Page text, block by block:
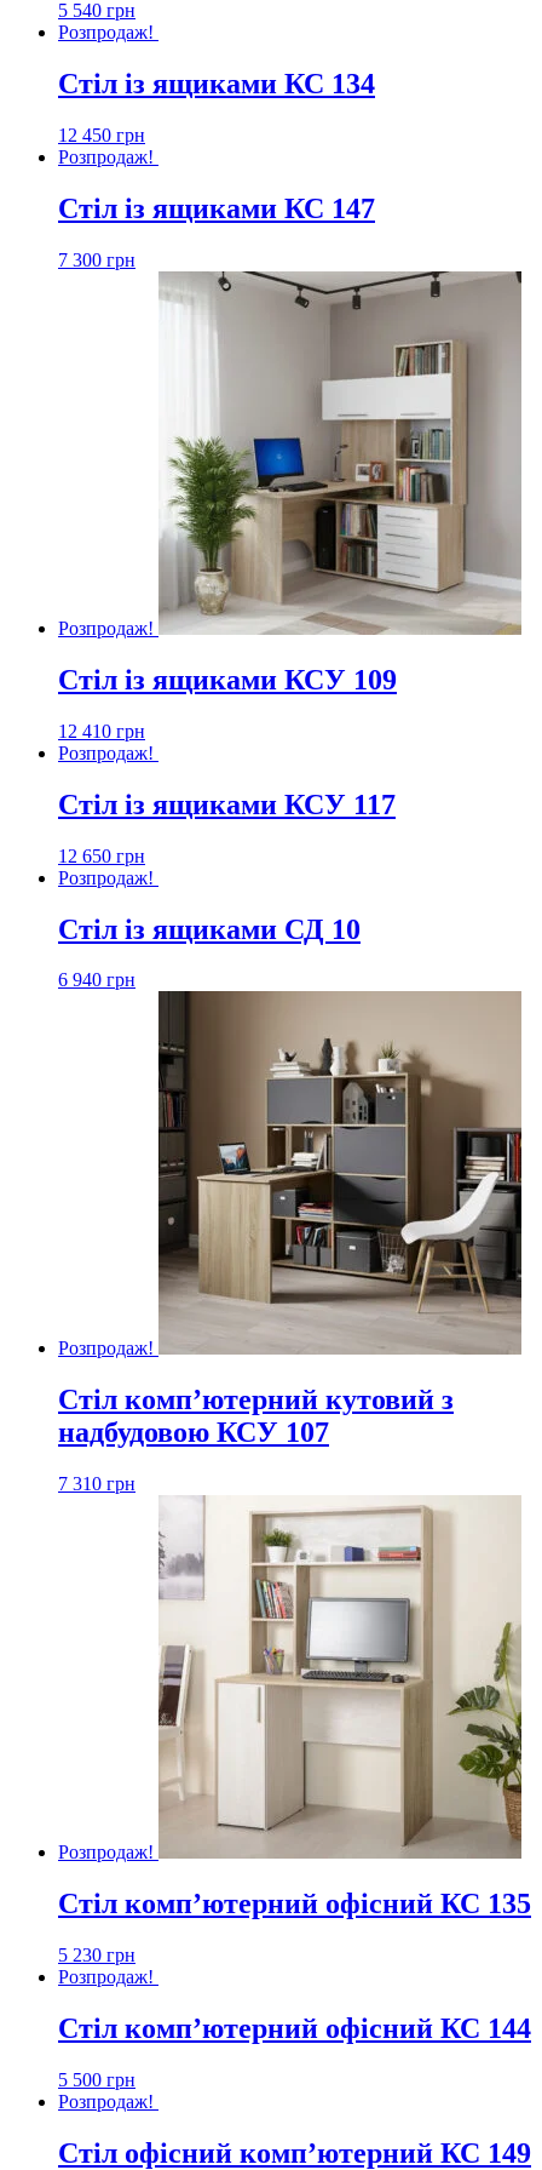
5 540 грн
Розпродаж!
Стіл із ящиками КС 134
12 450 грн
Розпродаж!
Стіл із ящиками КС 147
7 300 грн
Розпродаж!
Стіл із ящиками КСУ 109
12 410 грн
Розпродаж!
Стіл із ящиками КСУ 117
12 650 грн
Розпродаж!
Стіл із ящиками СД 10
6 940 грн
Розпродаж!
Стіл комп’ютерний кутовий з
надбудовою КСУ 107
7 310 грн
Розпродаж!
Стіл комп’ютерний офісний КС 135
5 230 грн
Розпродаж!
Стіл комп’ютерний офісний КС 144
5 500 грн
Розпродаж!
Стіл офісний комп’ютерний КС 149